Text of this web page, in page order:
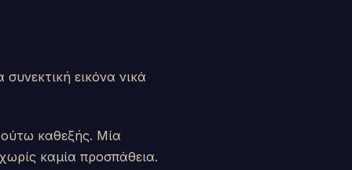
εικόνα νικά
καθεξής. Μία
καμία προσπάθεια.